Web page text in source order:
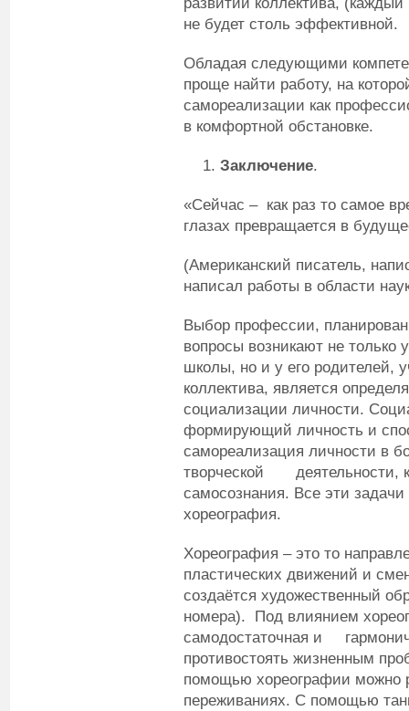
не будет столь эффективной.
Обладая следующими
проще найти работу, на
самореализации как
в комфортной обстановке.
Заключение.
«Сейчас – как раз то самое
глазах превращается в
(Американский писатель,
написал работы в области
Выбор профессии,
вопросы возникают не только
школы, но и у его родителей,
коллектива, является
социализации личности.
формирующий личность и
самореализация личности в
творческой деятельности,
самосознания. Все эти
хореография.
Хореография – это то
пластических движений и
создаётся художественный
номера). Под влиянием
самодостаточная и
противостоять жизненным
помощью хореографии можно
переживаниях. С помощью